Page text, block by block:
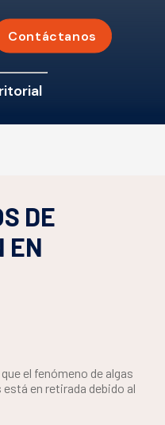
Contáctanos
DE
EN
el fenómeno de algas
en retirada debido al